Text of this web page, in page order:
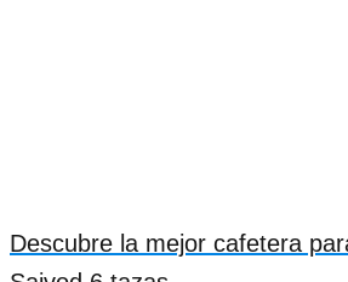
Descubre la mejor cafetera